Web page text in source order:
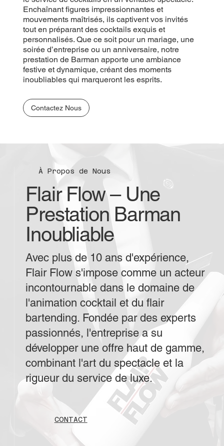
Enchaînant figures impressionnantes et
mouvements maîtrisés, ils captivent vos invités
tout en préparant des cocktails exquis et
personnalisés. Que ce soit pour un mariage, une
soirée d’entreprise ou un anniversaire, notre
prestation de Barman apporte une ambiance
festive et dynamique, créant des moments
inoubliables qui marqueront les esprits.
Contactez Nous
À Propos de Nous
Flair Flow – Une
Prestation Barman
Inoubliable
CONTACT
Avec plus de 10 ans d'expérience,
Flair Flow s'impose comme un acteur
incontournable dans le domaine de
l'animation cocktail et du flair
bartending. Fondée par des experts
passionnés, l'entreprise a su
développer une offre haut de gamme,
combinant l'art du spectacle et la
rigueur du service de luxe.